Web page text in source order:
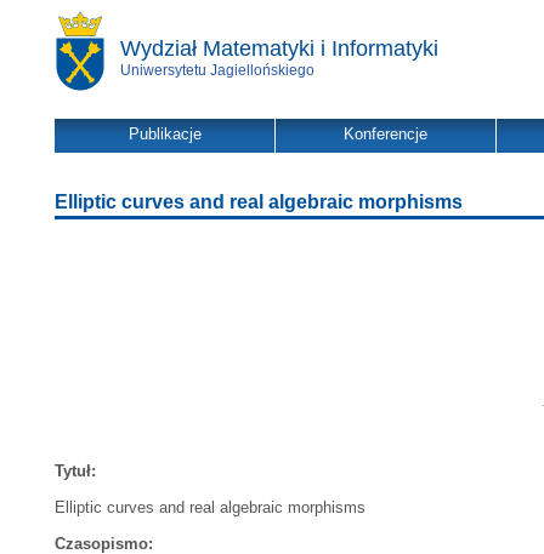
Wydział Matematyki i Informatyki
Uniwersytetu Jagiellońskiego
Publikacje Konferencje
Elliptic curves and real algebraic morphisms
Tytuł:
Elliptic curves and real algebraic morphisms
Czasopismo: